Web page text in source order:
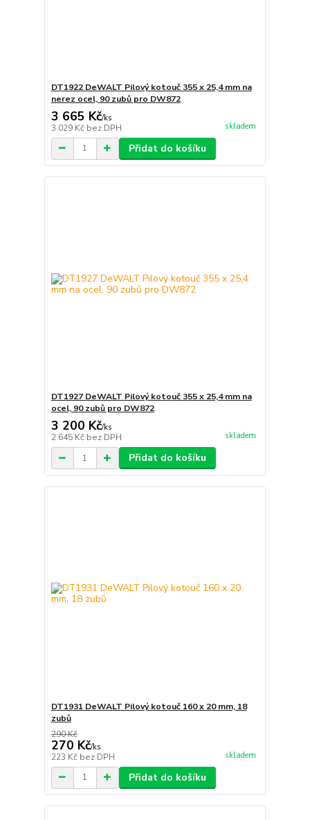
DT1922 DeWALT Pilový kotouč 355 x 25,4 mm na
nerez ocel, 90 zubů pro DW872
3 665 Kč/ks
3 029 Kč bez DPH skladem
Přidat do košíku
DT1927 DeWALT Pilový kotouč 355 x 25,4 mm na
ocel, 90 zubů pro DW872
3 200 Kč/ks
2 645 Kč bez DPH skladem
Přidat do košíku
DT1931 DeWALT Pilový kotouč 160 x 20 mm, 18
zubů
290 Kč
270 Kč/ks
223 Kč bez DPH skladem
Přidat do košíku